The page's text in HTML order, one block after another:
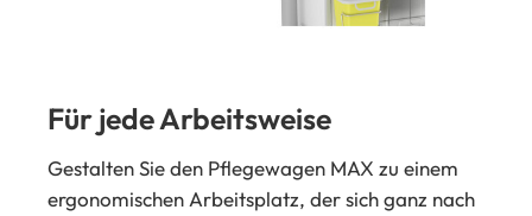
Für jede Arbeitsweise
Gestalten Sie den Pflegewagen MAX zu einem
ergonomischen Arbeitsplatz, der sich ganz nach